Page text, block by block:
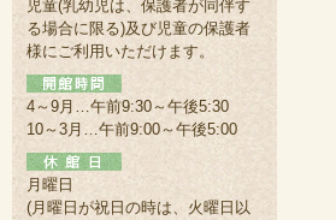
児童(乳幼児は、保護者が同伴す
る場合に限る)及び児童の保護者
様にご利用いただけます。
4～9月…午前9:30～午後5:30
10～3月…午前9:00～午後5:00
月曜日
(月曜日が祝日の時は、火曜日以